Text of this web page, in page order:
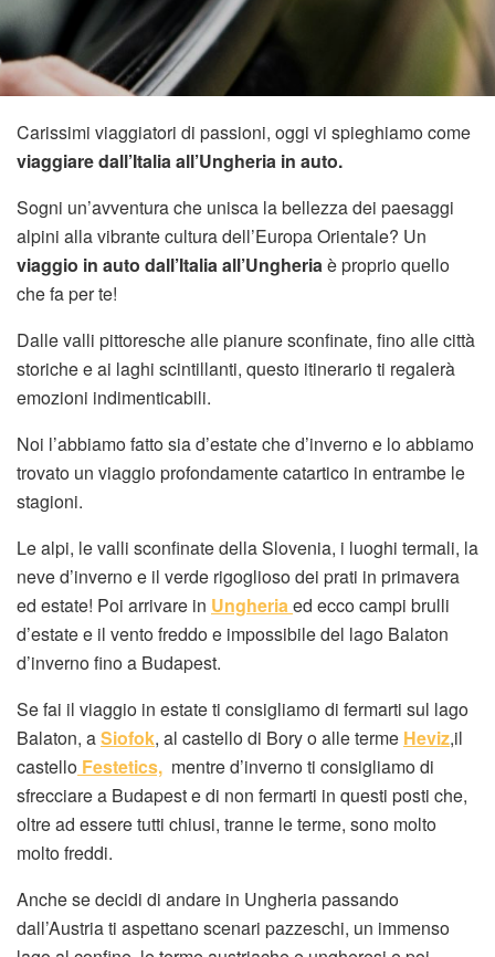
Carissimi viaggiatori di passioni, oggi vi spieghiamo come
viaggiare dall’Italia all’Ungheria in auto.
Sogni un’avventura che unisca la bellezza dei paesaggi
alpini alla vibrante cultura dell’Europa Orientale? Un
viaggio in auto dall’Italia all’Ungheriaè proprio quello
che fa per te!
Dalle valli pittoresche alle pianure sconfinate, fino alle città
storiche e ai laghi scintillanti, questo itinerario ti regalerà
emozioni indimenticabili.
Noi l’abbiamo fatto sia d’estate che d’inverno e lo abbiamo
trovato un viaggio profondamente catartico in entrambe le
stagioni.
Le alpi, le valli sconfinate della Slovenia, i luoghi termali, la
neve d’inverno e il verde rigoglioso dei prati in primavera
ed estate! Poi arrivare in Ungheriaed ecco campi brulli
d’estate e il vento freddo e impossibile del lago Balaton
d’inverno fino a Budapest.
Se fai il viaggio in estate ti consigliamo di fermarti sul lago
Balaton, aSiofok, al castello di Bory o alle terme Heviz,il
castello Festetics, mentre d’inverno ti consigliamo di
sfrecciare a Budapest e di non fermarti in questi posti che,
oltre ad essere tutti chiusi, tranne le terme, sono molto
molto freddi.
Anche se decidi di andare in Ungheria passando
dall’Austria ti aspettano scenari pazzeschi, un immenso